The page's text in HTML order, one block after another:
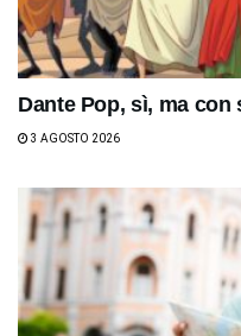
Dante Pop, sì, ma con
3 AGOSTO 2026